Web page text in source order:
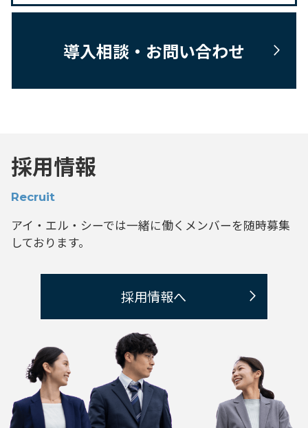
導入相談・お問い合わせ
採用情報
Recruit
アイ・エル・シーでは一緒に働くメンバーを随時募集
しております。
採用情報へ